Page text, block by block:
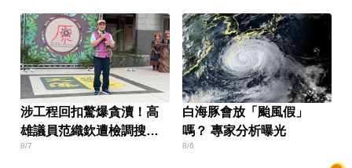
涉工程回扣驚爆貪瀆！高
雄議員范織欽遭檢調搜索
偵訓
8/7
白海豚會放「颱風假」
嗎？ 專家分析曝光
8/6